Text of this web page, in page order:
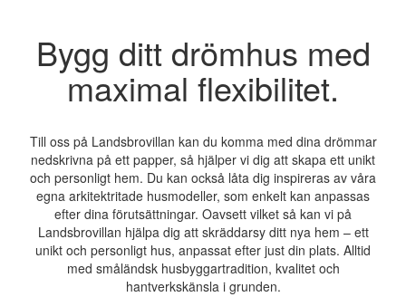
Bygg ditt drömhus med
maximal flexibilitet.
Till oss på Landsbrovillan kan du komma med dina drömmar
nedskrivna på ett papper, så hjälper vi dig att skapa ett unikt
och personligt hem. Du kan också låta dig inspireras av våra
egna arkitektritade husmodeller, som enkelt kan anpassas
efter dina förutsättningar. Oavsett vilket så kan vi på
Landsbrovillan hjälpa dig att skräddarsy ditt nya hem – ett
unikt och personligt hus, anpassat efter just din plats. Alltid
med småländsk husbyggartradition, kvalitet och
hantverkskänsla i grunden.